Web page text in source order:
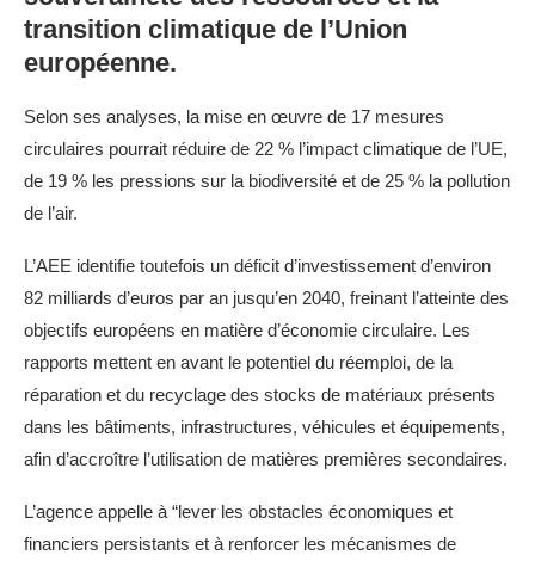
transition climatique de l’Union
européenne.
Selon ses analyses, la mise en œuvre de 17 mesures
circulaires pourrait réduire de 22 % l’impact climatique de l’UE,
de 19 % les pressions sur la biodiversité et de 25 % la pollution
de l’air.
L’AEE identifie toutefois un déficit d’investissement d’environ
82 milliards d’euros par an jusqu’en 2040, freinant l’atteinte des
objectifs européens en matière d’économie circulaire. Les
rapports mettent en avant le potentiel du réemploi, de la
réparation et du recyclage des stocks de matériaux présents
dans les bâtiments, infrastructures, véhicules et équipements,
afin d’accroître l’utilisation de matières premières secondaires.
L’agence appelle à “lever les obstacles économiques et
financiers persistants et à renforcer les mécanismes de